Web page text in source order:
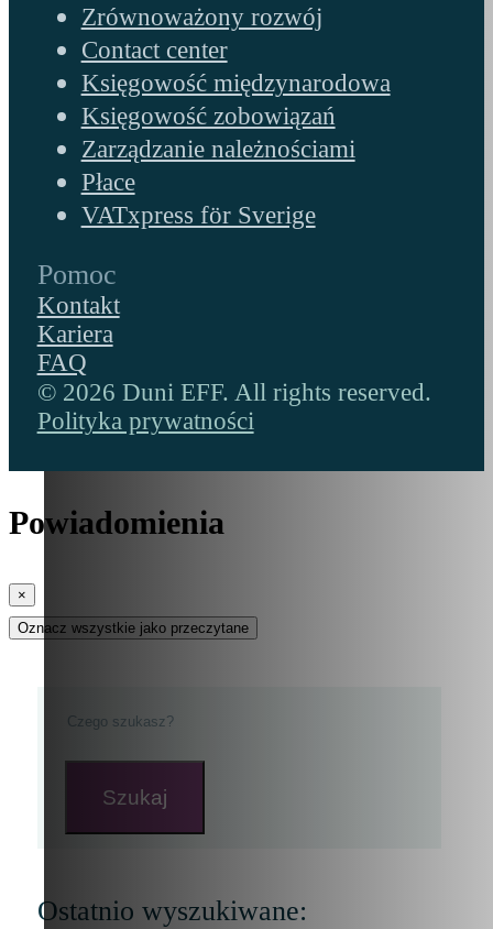
Zrównoważony rozwój
Contact center
Księgowość międzynarodowa
Księgowość zobowiązań
Zarządzanie należnościami
Płace
VATxpress för Sverige
Pomoc
Kontakt
Kariera
FAQ
© 2026 Duni EFF. All rights reserved.
Polityka prywatności
Powiadomienia
×
Oznacz wszystkie jako przeczytane
Szukaj
Ostatnio wyszukiwane: